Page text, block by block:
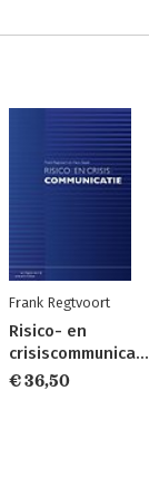
Frank Regtvoort
Risico- en
crisiscommunicatie
€ 36,50